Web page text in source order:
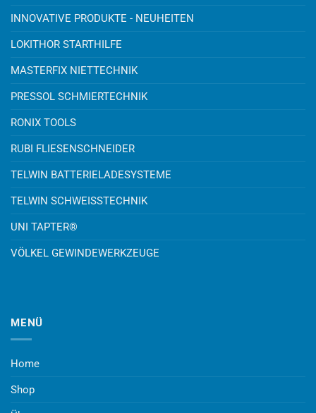
INNOVATIVE PRODUKTE - NEUHEITEN
LOKITHOR STARTHILFE
MASTERFIX NIETTECHNIK
PRESSOL SCHMIERTECHNIK
RONIX TOOLS
RUBI FLIESENSCHNEIDER
TELWIN BATTERIELADESYSTEME
TELWIN SCHWEISSTECHNIK
UNI TAPTER®
VÖLKEL GEWINDEWERKZEUGE
MENÜ
Home
Shop